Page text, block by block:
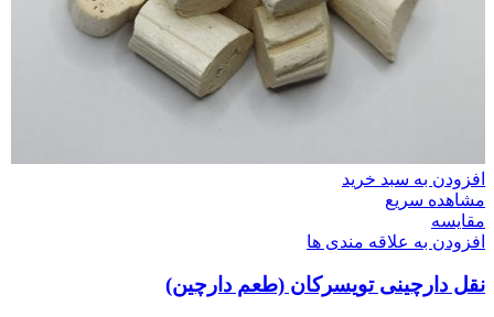
افزودن به سبد خرید
مشاهده سریع
مقایسه
افزودن به علاقه مندی ها
نقل دارچینی تویسرکان (طعم دارچین)